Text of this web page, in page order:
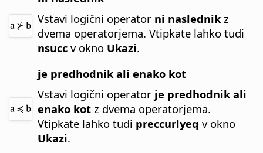
Vstavi logični operator ni naslednik z
dvema operatorjema. Vtipkate lahko tudi
nsucc v okno Ukazi.
je predhodnik ali enako kot
Vstavi logični operator je predhodnik ali
enako kot z dvema operatorjema.
Vtipkate lahko tudi preccurlyeq v okno
Ukazi.